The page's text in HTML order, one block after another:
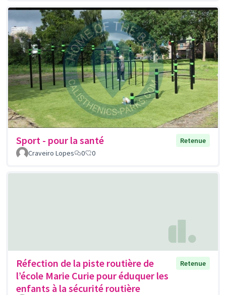
Sport - pour la santé
Retenue
Craveiro Lopes
0 0
Réfection de la piste routière de
l’école Marie Curie pour éduquer les
enfants à la sécurité routière
Retenue